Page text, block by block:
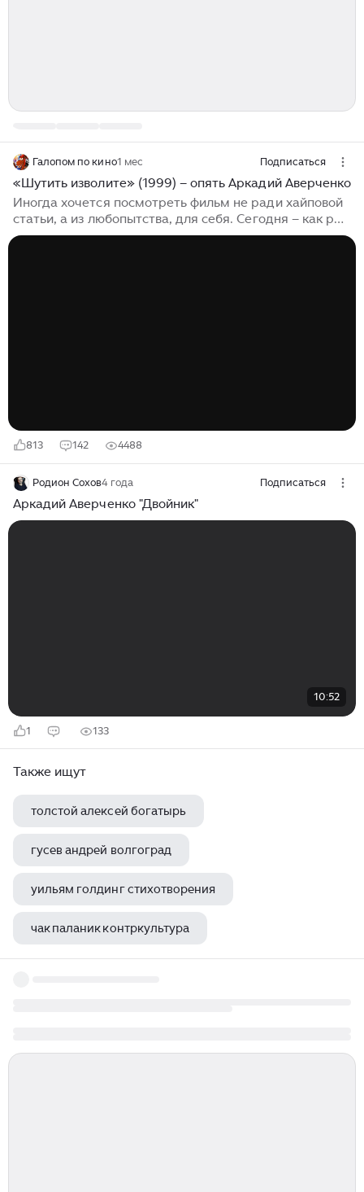
Галопом по кино1 мес Подписаться
«Шутить изволите» (1999) – опять Аркадий Аверченко
Иногда хочется посмотреть фильм не ради хайповой
статьи, а из любопытства, для себя. Сегодня – как раз
тот случай. Постоянные читатели знают, что я очень
813 142 4488
Родион Сохов4 года Подписаться
Аркадий Аверченко "Двойник"
10:52
1 133
Также ищут
толстой алексей богатырь
гусев андрей волгоград
уильям голдинг стихотворения
чак паланик контркультура